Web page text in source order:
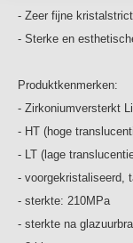
- Zeer fijne
- Sterke en
Produktkenmerken:
- Zirkoniumversterkt
- HT (hoge
- LT (lage
- voorgekristaliseerd,
- sterkte: 210MPa
- sterkte na